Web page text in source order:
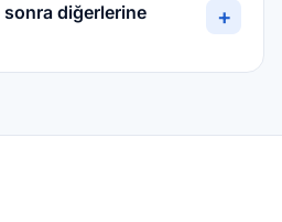
sonra diğerlerine
+